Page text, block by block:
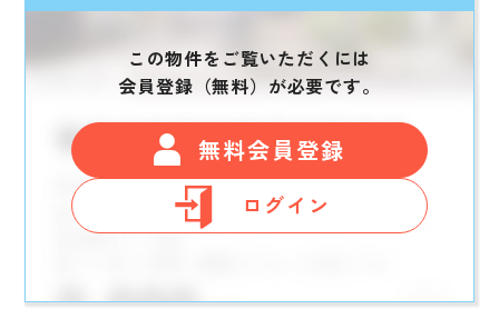
この物件をご覧いただくには
会員登録（無料）が必要です。
無料会員登録
ログイン